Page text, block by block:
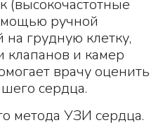
(высокочастотные
ручной
грудную клетку,
клапанов и камер
врачу оценить
сердца.
метода УЗИ сердца.